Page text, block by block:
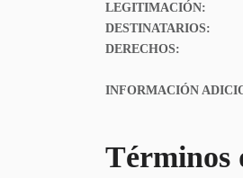
LEGITIMACIÓN:
DESTINATARIOS:
DERECHOS:
INFORMACIÓN
Términos